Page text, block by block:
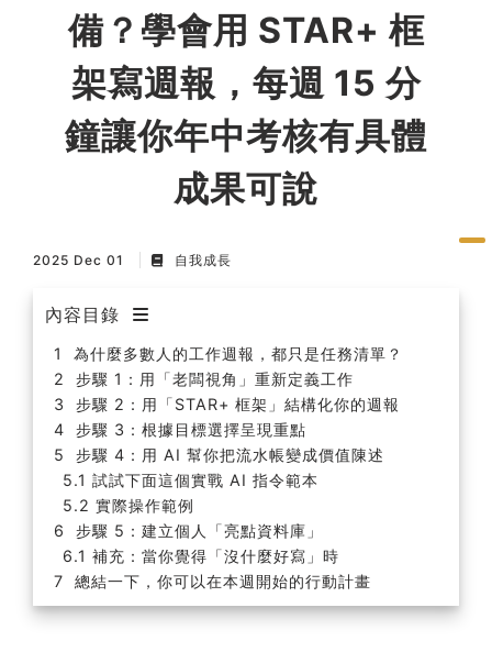
職場思維與工作術｜圖解問題
分析與解決 x AI 視覺化實戰
備？學會用 STAR+ 框
架寫週報，每週 15 分
鐘讓你年中考核有具體
成果可說
2025 Dec 01 自我成長
內容目錄
為什麼多數人的工作週報，都只是任務清單？
步驟 1：用「老闆視角」重新定義工作
步驟 2：用「STAR+ 框架」結構化你的週報
步驟 3：根據目標選擇呈現重點
步驟 4：用 AI 幫你把流水帳變成價值陳述
試試下面這個實戰 AI 指令範本
實際操作範例
步驟 5：建立個人「亮點資料庫」
補充：當你覺得「沒什麼好寫」時
總結一下，你可以在本週開始的行動計畫